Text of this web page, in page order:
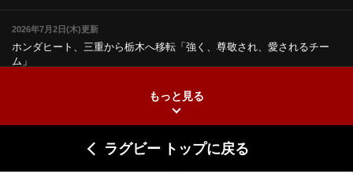
2026年7月2日(木)更新
ホンダヒート、三重から栃木へ移転「強く、尊敬され、愛されるチー
ム」
2026年6月18日(木)更新
もっと見る
ラグビー トップに戻る